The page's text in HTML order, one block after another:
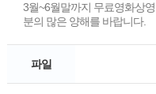
3월~6월말까지 무료영화상
분의 많은 양해를 바랍니다.
파일